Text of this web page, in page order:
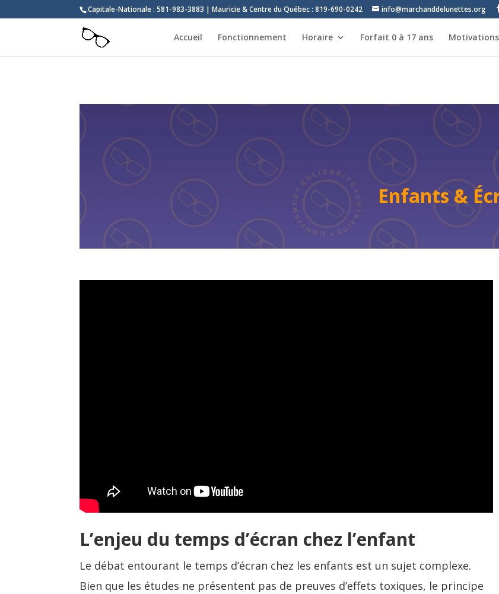
Capitale-Nationale : 581-983-3883 | Mauricie & Centre du Québec : 819-690-0242 info@marchanddelunettes.org
Accueil Fonctionnement Horaire Forfait 0 à 17 ans Motivations
Enfants &
L’enjeu du temps d’écran chez l’enfant
Le débat entourant le temps d’écran chez les enfants est un sujet complexe.
Bien que les études ne présentent pas de preuves d’effets toxiques, le principe